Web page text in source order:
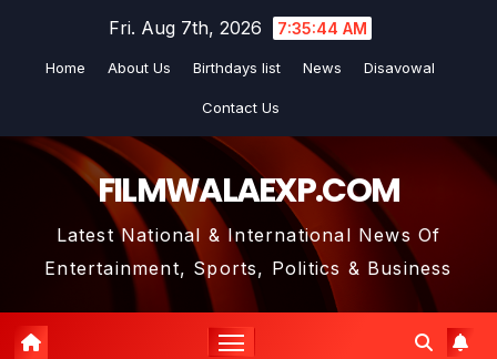
Fri. Aug 7th, 2026 7:35:45 AM
Home About Us Birthdays list News Disavowal
Contact Us
FILMWALAEXP.COM
Latest National & International News Of
Entertainment, Sports, Politics & Business